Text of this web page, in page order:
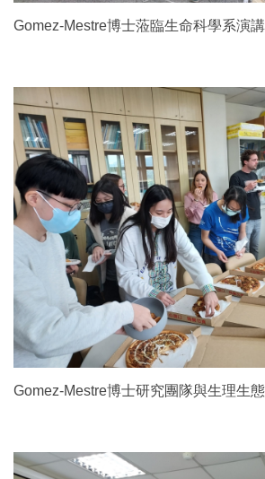
Gomez-Mestre博士蒞臨生命科學系演講
Gomez-Mestre博士研究團隊與生理生